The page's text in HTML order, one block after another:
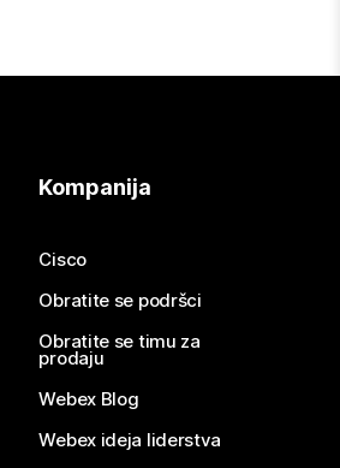
Kompanija
Cisco
Obratite se podršci
Obratite se timu za
prodaju
Webex Blog
Webex ideja liderstva